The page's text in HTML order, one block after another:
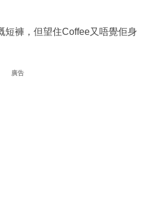
短褲，但望住Coffee又唔覺佢身
廣告